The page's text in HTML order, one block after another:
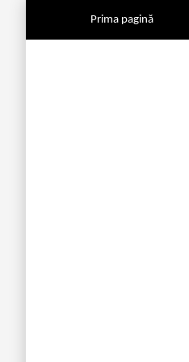
Prima pagină